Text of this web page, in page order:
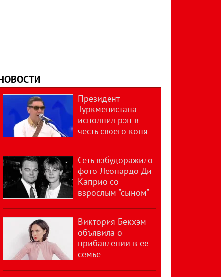
Президент
Туркменистана
исполнил рэп в
честь своего коня
Сеть взбудоражило
фото Леонардо Ди
Каприо со
взрослым "сыном"
Виктория Бекхэм
объявила о
прибавлении в ее
семье